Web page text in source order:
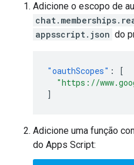
Adicione o escopo de
appsscript.json do
"oauthScopes" :
[
"https://
]
Adicione uma função
do Apps Script: